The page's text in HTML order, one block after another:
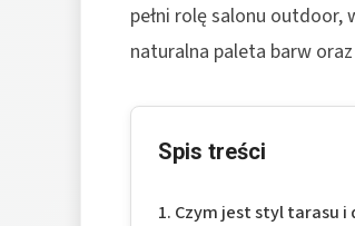
pełni rolę salonu outdoor,
naturalna paleta barw
Spis treści
Czym jest styl tarasu i